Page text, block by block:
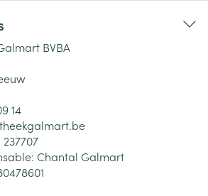
BVBA
14
237707
Chantal Galmart